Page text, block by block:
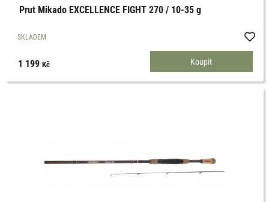
Prut Mikado EXCELLENCE FIGHT 270 / 10-35 g
SKLADEM
1 199Kč